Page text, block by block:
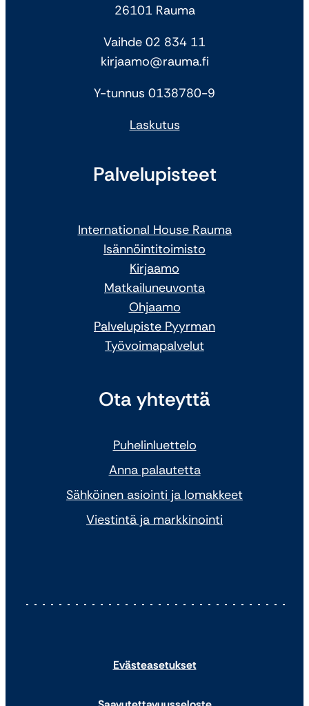
26101 Rauma
Vaihde 02 834 11
kirjaamo@rauma.fi
Y-tunnus 0138780-9
Laskutus
Palvelupisteet
International House Rauma
Isännöintitoimisto
Kirjaamo
Matkailuneuvonta
Ohjaamo
Palvelupiste Pyyrman
Työvoimapalvelut
Ota yhteyttä
Puhelinluettelo
Anna palautetta
Sähköinen asiointi ja lomakkeet
Viestintä ja markkinointi
Evästeasetukset